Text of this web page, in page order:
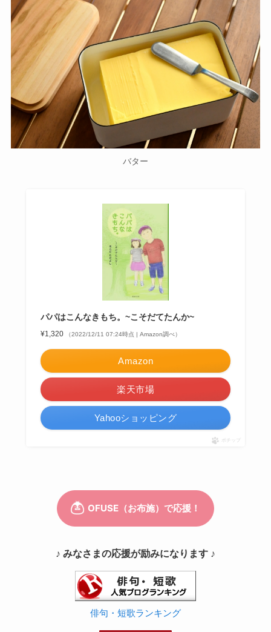
バター
パパはこんなきもち。~こそだてたんか~
¥1,320 （2022/12/11 07:24時点 | Amazon調べ）
Amazon
楽天市場
Yahooショッピング
ポチップ
♪ みなさまの応援が励みになります ♪
俳句・短歌ランキング